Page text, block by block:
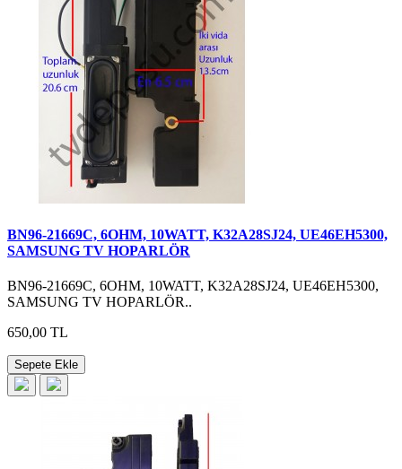
BN96-21669C, 6OHM, 10WATT, K32A28SJ24, UE46EH5300,
SAMSUNG TV HOPARLÖR
BN96-21669C, 6OHM, 10WATT, K32A28SJ24, UE46EH5300,
SAMSUNG TV HOPARLÖR..
650,00 TL
Sepete Ekle